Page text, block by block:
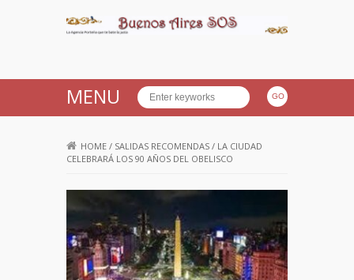
MENU
HOME / SALIDAS RECOMENDAS / LA CIUDAD
CELEBRARÁ LOS 90 AÑOS DEL OBELISCO